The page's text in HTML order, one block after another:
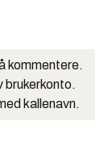
kommentere.
brukerkonto.
kallenavn.